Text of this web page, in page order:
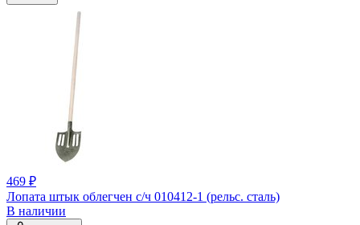
469 ₽
Лопата штык облегчен с/ч 010412-1 (рельс. сталь)
В наличии